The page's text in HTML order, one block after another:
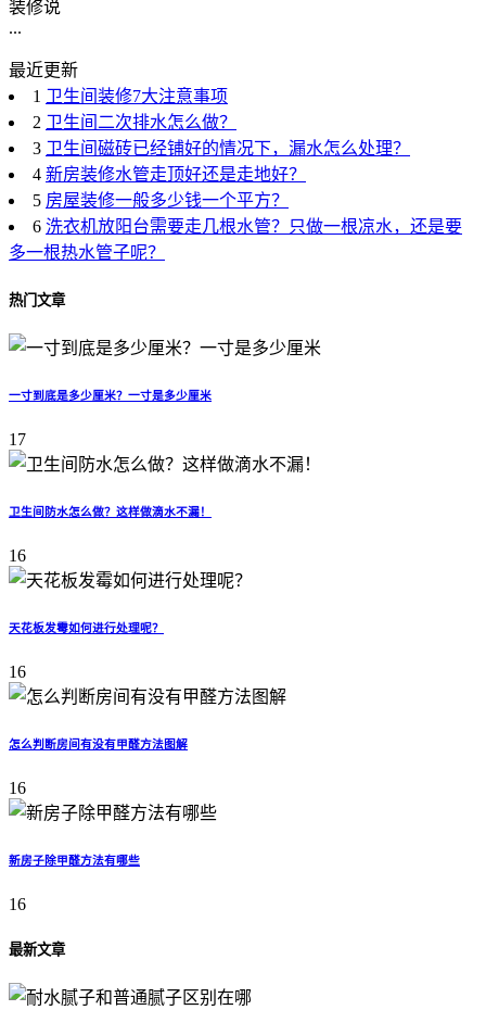
装修说
...
最近更新
1
卫生间装修7大注意事项
2
卫生间二次排水怎么做？
3
卫生间磁砖已经铺好的情况下，漏水怎么处理？
4 新房装修水管走顶好还是走地好？
5 房屋装修一般多少钱一个平方？
6 洗衣机放阳台需要走几根水管？只做一根凉水，还是要
多一根热水管子呢？
热门文章
一寸到底是多少厘米？一寸是多少厘米
17
卫生间防水怎么做？这样做滴水不漏！
16
天花板发霉如何进行处理呢？
16
怎么判断房间有没有甲醛方法图解
16
新房子除甲醛方法有哪些
16
最新文章